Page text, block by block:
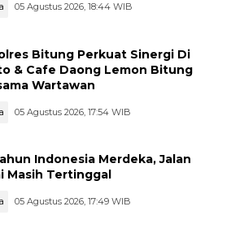
05 Agustus 2026, 18:44 WIB
Bitung Perkuat Sinergi Di
& Cafe Daong Lemon Bitung
Wartawan
05 Agustus 2026, 17:54 WIB
Indonesia Merdeka, Jalan
Masih Tertinggal
05 Agustus 2026, 17:49 WIB